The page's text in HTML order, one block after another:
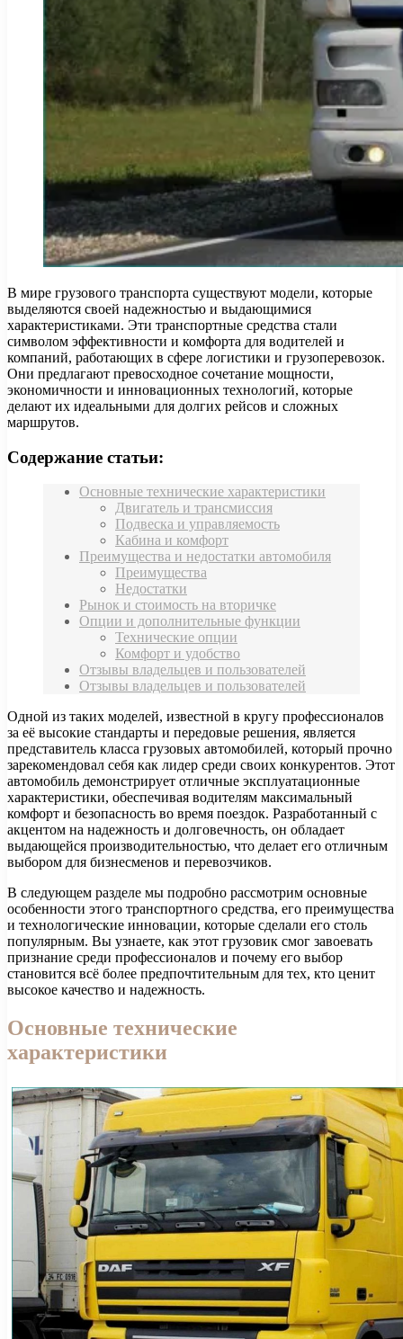
В мире грузового транспорта существуют модели, которые
выделяются своей надежностью и выдающимися
характеристиками. Эти транспортные средства стали
символом эффективности и комфорта для водителей и
компаний, работающих в сфере логистики и грузоперевозок.
Они предлагают превосходное сочетание мощности,
экономичности и инновационных технологий, которые
делают их идеальными для долгих рейсов и сложных
маршрутов.
Содержание статьи:
Основные технические характеристики
Двигатель и трансмиссия
Подвеска и управляемость
Кабина и комфорт
Преимущества и недостатки автомобиля
Преимущества
Недостатки
Рынок и стоимость на вторичке
Опции и дополнительные функции
Технические опции
Комфорт и удобство
Отзывы владельцев и пользователей
Отзывы владельцев и пользователей
Одной из таких моделей, известной в кругу профессионалов
за её высокие стандарты и передовые решения, является
представитель класса грузовых автомобилей, который прочно
зарекомендовал себя как лидер среди своих конкурентов. Этот
автомобиль демонстрирует отличные эксплуатационные
характеристики, обеспечивая водителям максимальный
комфорт и безопасность во время поездок. Разработанный с
акцентом на надежность и долговечность, он обладает
выдающейся производительностью, что делает его отличным
выбором для бизнесменов и перевозчиков.
В следующем разделе мы подробно рассмотрим основные
особенности этого транспортного средства, его преимущества
и технологические инновации, которые сделали его столь
популярным. Вы узнаете, как этот грузовик смог завоевать
признание среди профессионалов и почему его выбор
становится всё более предпочтительным для тех, кто ценит
высокое качество и надежность.
Основные технические
характеристики